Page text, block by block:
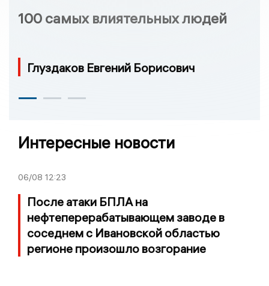
100 самых влиятельных людей
Глуздаков Евгений Борисович
Интересные новости
06/08 12:23
После атаки БПЛА на
нефтеперерабатывающем заводе в
соседнем с Ивановской областью
регионе произошло возгорание